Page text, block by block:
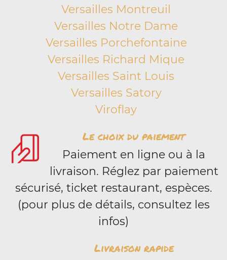
Versailles Montreuil
Versailles Notre Dame
Versailles Porchefontaine
Versailles Richard Mique
Versailles Saint Louis
Versailles Satory
Viroflay
Le choix du paiement
Paiement en ligne ou à la
livraison. Réglez par paiement
sécurisé, ticket restaurant, espèces.
(pour plus de détails, consultez les
infos)
Livraison rapide